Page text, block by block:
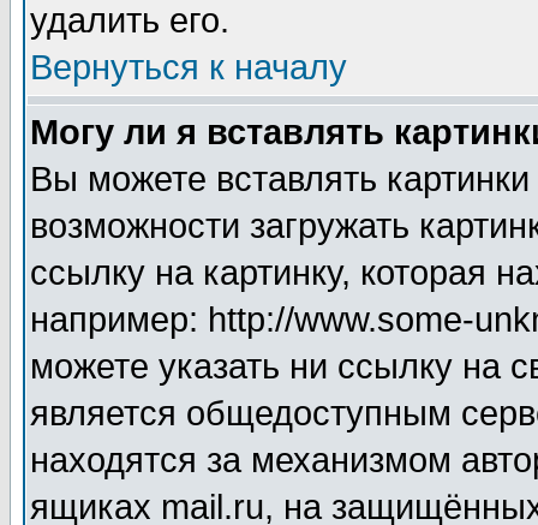
удалить его.
Вернуться к началу
Могу ли я вставлять
Вы можете вставлять
возможности загружать
ссылку на картинку, которая
например: http://www.some-
можете указать ни ссылку на
является общедоступным
находятся за механизмом
ящиках mail.ru, на